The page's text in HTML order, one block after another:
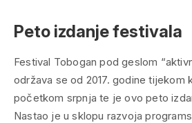
Peto izdanje festivala
Festival Tobogan pod geslom
održava se od 2017. godine tijekom
početkom srpnja te je ovo peto
Nastao je u sklopu razvoja